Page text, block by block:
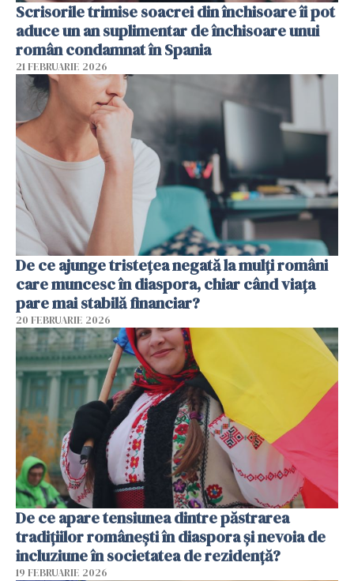
Scrisorile trimise soacrei din închisoare îi pot
aduce un an suplimentar de închisoare unui
român condamnat în Spania
21 FEBRUARIE 2026
De ce ajunge tristețea negată la mulți români
care muncesc în diaspora, chiar când viața
pare mai stabilă financiar?
20 FEBRUARIE 2026
De ce apare tensiunea dintre păstrarea
tradițiilor românești în diaspora și nevoia de
incluziune în societatea de rezidență?
19 FEBRUARIE 2026